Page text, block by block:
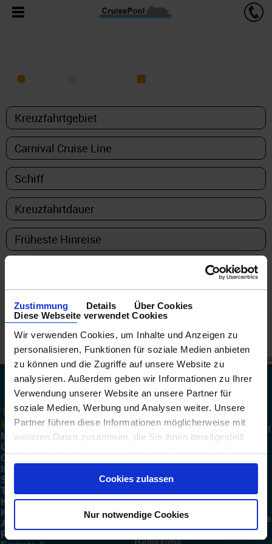
Zustimmung Details
Über Cookies
Diese Webseite verwendet Cookies
Wir verwenden Cookies, um Inhalte und Anzeigen zu
personalisieren, Funktionen für soziale Medien anbieten
zu können und die Zugriffe auf unsere Website zu
analysieren. Außerdem geben wir Informationen zu Ihrer
Verwendung unserer Website an unsere Partner für
soziale Medien, Werbung und Analysen weiter. Unsere
Partner führen diese Informationen möglicherweise mit
weiteren Daten zusammen, die Sie ihnen bereitgestellt
haben oder die sie im Rahmen Ihrer Nutzung der Dienste
gesammelt haben.
Cookies zulassen
Nur notwendige Cookies
© CRUISEHOST Solutions V4.1663
TOP
Reiseziele
Mittelmeer
Ostsee
Grönland,
Island,
Spitsbergen
Transatlantik
Kanaren
Karibik
Alaska
Panamakanal
TOP Häfen
Hamburg
Genua
Barcelona
Venedig
New York
Amsterdam
Sydney
TOP Schiffe
Costa
Smeralda
MSC Euribia
Norwegian
Prima
Azamara
Symphonie
of the Seas
AIDAnova
MSC
Unternehmen
Unser Ziel
Impressum
AGB
Reisegutscheine
& Aktionen